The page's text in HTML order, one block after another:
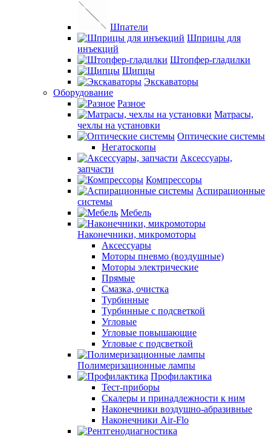
Шпатели
Шприцы для
инъекций
Штопфер-гладилки
Щипцы
Экскаваторы
Оборудование
Разное
Матрасы,
чехлы на установки
Оптические системы
Негатоскопы
Аксессуары,
запчасти
Компрессоры
Аспирационные
системы
Мебель
Наконечники, микромоторы
Аксессуары
Моторы пневмо (воздушные)
Моторы электрические
Прямые
Смазка, очистка
Турбинные
Турбинные с подсветкой
Угловые
Угловые повышающие
Угловые с подсветкой
Полимеризационные лампы
Профилактика
Тест-приборы
Скалеры и принадлежности к ним
Наконечники воздушно-абразивные
Наконечники Air-Flo